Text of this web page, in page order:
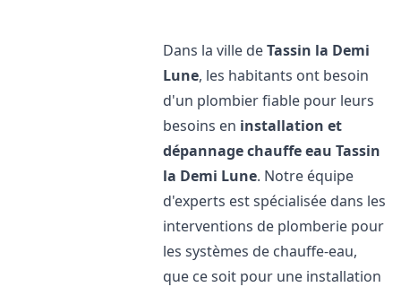
Dans la ville deTassin la Demi
Lune, les habitants ont besoin
d'un plombier fiable pour leurs
besoins en installation et
dépannage chauffe eau Tassin
la Demi Lune. Notre équipe
d'experts est spécialisée dans les
interventions de plomberie pour
les systèmes de chauffe-eau,
que ce soit pour une installation